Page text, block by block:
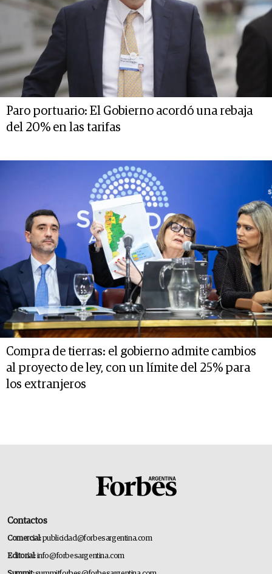
Paro portuario: El Gobierno acordó una rebaja
del 20% en las tarifas
Compra de tierras: el gobierno admite cambios
al proyecto de ley, con un límite del 25% para
los extranjeros
Contactos
Comercial:publicidad@forbesargentina.com
Editorial:info@forbesargentina.com